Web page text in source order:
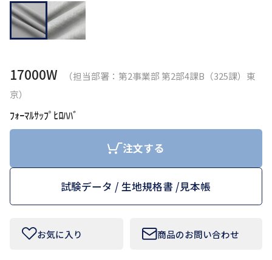
大阪本社 〒541-0052 大阪府中央区安土町3-3-9
東京本社 〒150-0001 東京都渋谷区神宮前1-3-10
お問い合わせフォームはこちら
Tamurakoma Textile Baseについて
よくあるご質問
会社概要
プライバシーポリシー
17000W
（担当部署：第2事業部 第2部4課B（325課）東
京）
ﾌｫｰﾏﾙｻｯﾌﾟﾋﾛﾊﾊﾞ
注文する
試験データ / 生地規格書 /見本帳
お気に入り 商品のお問い合わせ